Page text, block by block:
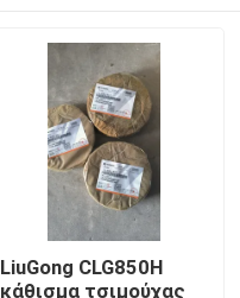
LiuGong CLG850H
κάθισμα τσιμούχας